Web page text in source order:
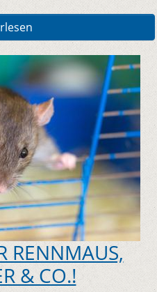
RENNMAUS,
& CO.!